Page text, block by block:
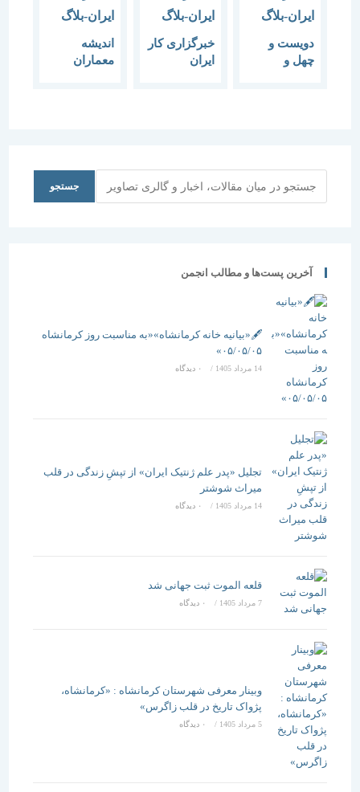
دویست و
معاصر ایران
خبرگزاری کار
ایران:
معماران، از
معماری ایران
معماران
جستجو
آخرین پست‌ها و مطالب انجمن
🖋️«بیانیه خانه کرمانشاه»«به مناسبت روز کرمانشاه
۰۵/۰۵/۰۵»
/ ۰ دیدگاه
تجلیل «پدر علم ژنتیک ایران» از تپشِ زندگی در قلب
میراث شوشتر
14 مرداد 1405 / ۰ دیدگاه
قلعه الموت ثبت جهانی شد
/ ۰ دیدگاه
وبینار معرفی شهرستان کرمانشاه : «کرمانشاه،
پژواک تاریخ در قلب زاگرس»
5 مرداد 1405 / ۰ دیدگاه